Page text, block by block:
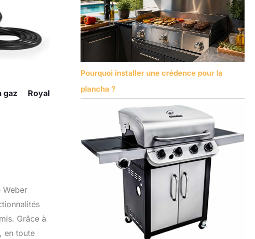
gaz
Royal
Weber
Grâce à
en toute
Pourquoi installer une crédence pour la
plancha ?